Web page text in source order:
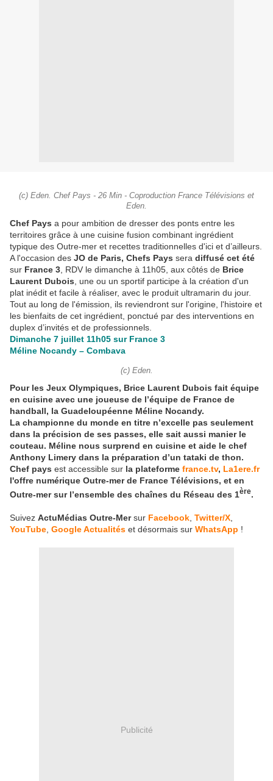
(c) Eden. Chef Pays - 26 Min - Coproduction France Télévisions et
Eden.
Chef Pays a pour ambition de dresser des ponts entre les
territoires grâce à une cuisine fusion combinant ingrédient
typique des Outre-mer et recettes traditionnelles d'ici et d’ailleurs.
A l'occasion des JO de Paris, Chefs Pays sera diffusé cet été
sur France 3 , RDV le dimanche à 11h05, aux côtés de Brice
Laurent Dubois , une ou un sportif participe à la création d'un
plat inédit et facile à réaliser, avec le produit ultramarin du jour.
Tout au long de l'émission, ils reviendront sur l'origine, l'histoire et
les bienfaits de cet ingrédient, ponctué par des interventions en
duplex d’invités et de professionnels.
Dimanche 7 juillet 11h05 sur France 3
Méline Nocandy – Combava
(c) Eden.
Pour les Jeux Olympiques, Brice Laurent Dubois fait équipe
en cuisine avec une joueuse de l’équipe de France de
handball, la Guadeloupéenne Méline Nocandy.
La championne du monde en titre n’excelle pas seulement
dans la précision de ses passes, elle sait aussi manier le
couteau. Méline nous surprend en cuisine et aide le chef
Anthony Limery dans la préparation d’un tataki de thon.
Chef pays est accessible sur la plateforme france.tv, La1ere.fr
l'offre numérique Outre-mer de France Télévisions, et en
Outre-mer sur l’ensemble des chaînes du Réseau des 1ère.
Suivez ActuMédias Outre-Mersur Facebook Twitter/X
YouTube Google Actualités et désormais sur WhatsApp !
Publicité